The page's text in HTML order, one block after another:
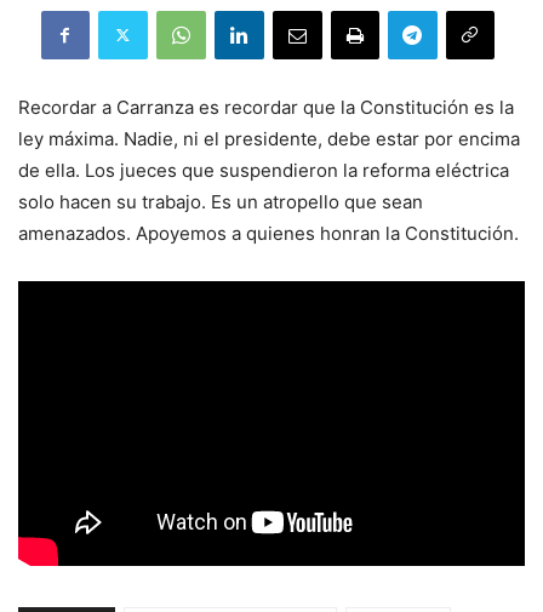
Recordar a Carranza es recordar que la Constitución es la
ley máxima. Nadie, ni el presidente, debe estar por encima
de ella. Los jueces que suspendieron la reforma eléctrica
solo hacen su trabajo. Es un atropello que sean
amenazados. Apoyemos a quienes honran la Constitución.